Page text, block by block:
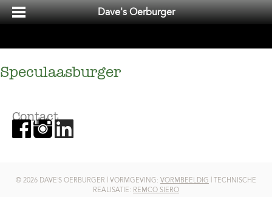
Dave's Oerburger
Speculaasburger
Contact
© 2026 DAVE’S OERBURGER | VORMGEVING: VORMBEELDIG | TECHNISCHE
REALISATIE: REMCO SIERO